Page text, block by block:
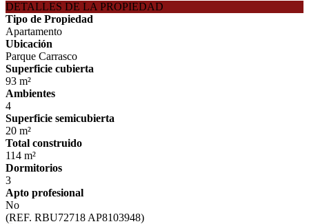
DETALLES DE LA PROPIEDAD
Tipo de Propiedad
Apartamento
Ubicación
Parque Carrasco
Superficie cubierta
93 m²
Ambientes
4
Superficie semicubierta
20 m²
Total construido
114 m²
Dormitorios
3
Apto profesional
No
(REF. RBU72718 AP8103948)